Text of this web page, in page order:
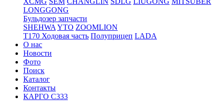
LONGGONG
Бульдозер запчасти
SHEHWA YTO ZOOMLION
T170 Ходовая часть Полуприцеп LADA
О нас
Новости
Фото
Поиск
Каталог
Контакты
КАРГО С333